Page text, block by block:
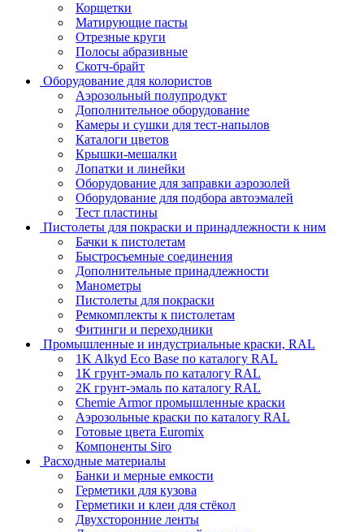
Корщетки
Матирующие пасты
Отрезные круги
Полосы абразивные
Скотч-брайт
Оборудование для колористов
Аэрозольный полупродукт
Дополнительное оборудование
Камеры и сушки для тест-напылов
Каталоги цветов
Крышки-мешалки
Лопатки и линейки
Оборудование для заправки аэрозолей
Оборудование для подбора автоэмалей
Тест пластины
Пистолеты для покраски и принадлежности к ним
Бачки к пистолетам
Быстросъемные соединения
Дополнительные принадлежности
Манометры
Пистолеты для покраски
Ремкомплекты к пистолетам
Фитинги и переходники
Промышленные и индустриальные краски, RAL
1K Alkyd Eco Base по каталогу RAL
1К грунт-эмаль по каталогу RAL
2К грунт-эмаль по каталогу RAL
Chemie Armor промышленные краски
Аэрозольные краски по каталогу RAL
Готовые цвета Euromix
Компоненты Siro
Расходные материалы
Банки и мерные емкости
Герметики для кузова
Герметики и клеи для стёкол
Двухсторонние ленты